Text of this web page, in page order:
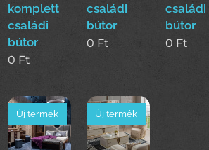
komplett
családi
bútor
0 Ft
családi
bútor
0 Ft
családi
bútor
0 Ft
Új termék Új termék